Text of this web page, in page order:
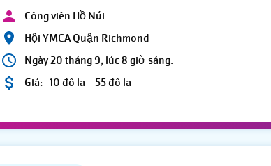
Công viên Hồ Núi
Hội YMCA Quận Richmond
Ngày 20 tháng 9, lúc 8 giờ sáng.
Giá: 10 đô la – 55 đô la